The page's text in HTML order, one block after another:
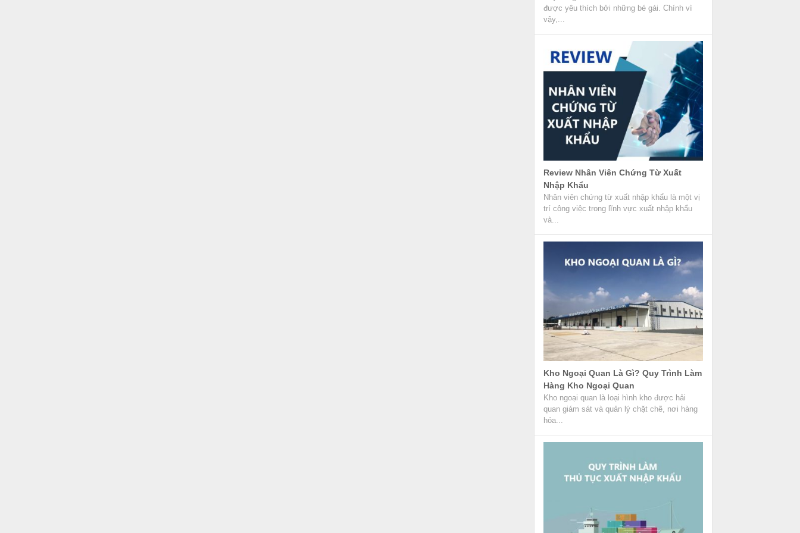
được yêu thích bởi những bé gái. Chính vì
vậy,...
Review Nhân Viên Chứng Từ Xuất
Nhập Khẩu
Nhân viên chứng từ xuất nhập khẩu là một vị
trí công việc trong lĩnh vực xuất nhập khẩu
và...
Kho Ngoại Quan Là Gì? Quy Trình Làm
Hàng Kho Ngoại Quan
Kho ngoại quan là loại hình kho được hải
quan giám sát và quản lý chặt chẽ, nơi hàng
hóa...